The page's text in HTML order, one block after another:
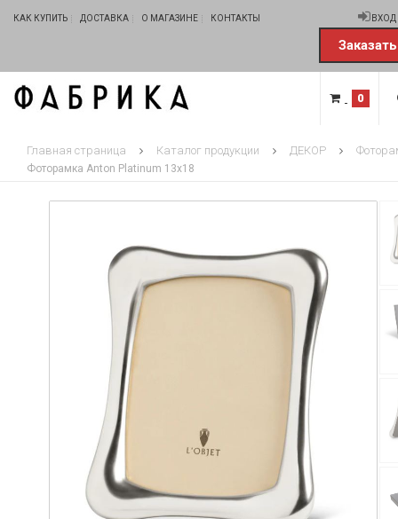
КАК КУПИТЬ ДОСТАВКА О МАГАЗИНЕ КОНТАКТЫ ВХОД
0
Главная страница Каталог продукции ДЕКОР
Фоторамка Anton Platinum 13x18